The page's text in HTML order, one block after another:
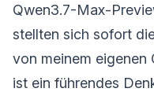
Qwen3.7-Max-
stellten sich sofort
von meinem eigenen
ist ein führendes